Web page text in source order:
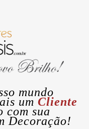
mundo
um Cliente
com sua
Decoração!